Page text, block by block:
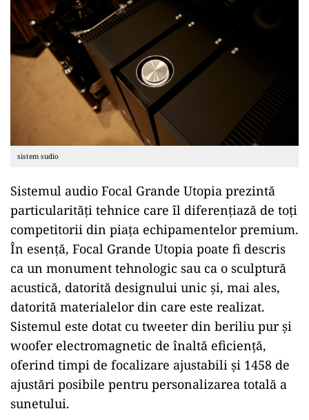
sistem sudio
Sistemul audio Focal Grande Utopia prezintă
particularități tehnice care îl diferențiază de toți
competitorii din piața echipamentelor premium.
În esență, Focal Grande Utopia poate fi descris
ca un monument tehnologic sau ca o sculptură
acustică, datorită designului unic și, mai ales,
datorită materialelor din care este realizat.
Sistemul este dotat cu tweeter din beriliu pur și
woofer electromagnetic de înaltă eficiență,
oferind timpi de focalizare ajustabili și 1458 de
ajustări posibile pentru personalizarea totală a
sunetului.